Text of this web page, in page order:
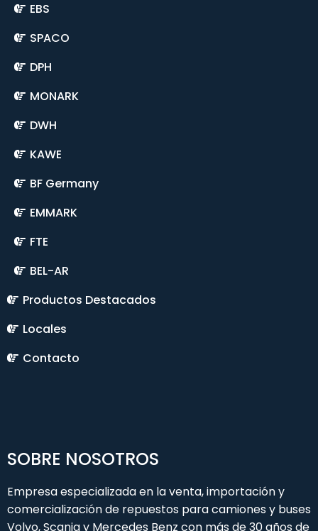
EBS
SPACO
DPH
MONARK
DWH
KAWE
BF Germany
EMMARK
FTE
BEL-AR
Productos Destacados
Locales
Contacto
SOBRE NOSOTROS
Empresa especializada en la venta, importación y
comercialización de repuestos para camiones y buses
Volvo, Scania y Mercedes Benz con más de 30 años de